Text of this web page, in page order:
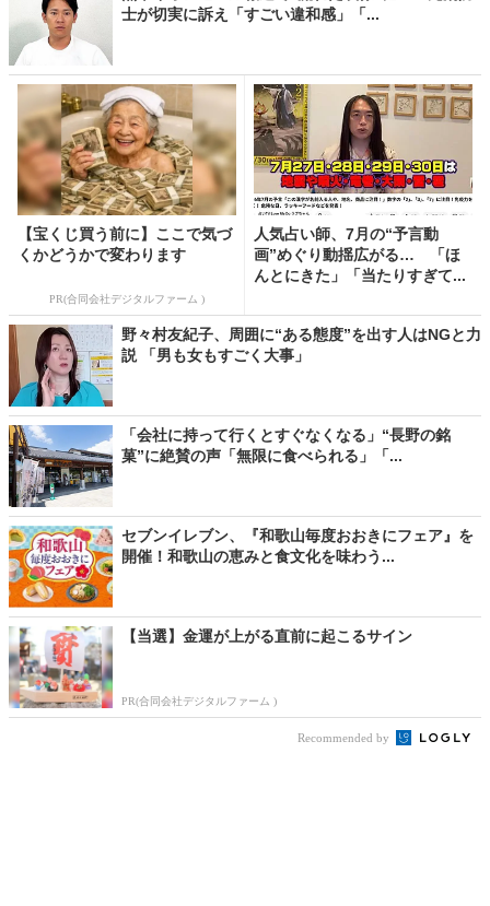
士が切実に訴え「すごい違和感」「...
【宝くじ買う前に】ここで気づ
くかどうかで変わります
PR(合同会社デジタルファーム )
人気占い師、7月の“予言動
画”めぐり動揺広がる… 「ほ
んとにきた」「当たりすぎて...
野々村友紀子、周囲に“ある態度”を出す人はNGと力
説 「男も女もすごく大事」
「会社に持って行くとすぐなくなる」“長野の銘
菓”に絶賛の声「無限に食べられる」「...
セブンイレブン、『和歌山毎度おおきにフェア』を
開催！和歌山の恵みと食文化を味わう...
【当選】金運が上がる直前に起こるサイン
PR(合同会社デジタルファーム )
Recommended by